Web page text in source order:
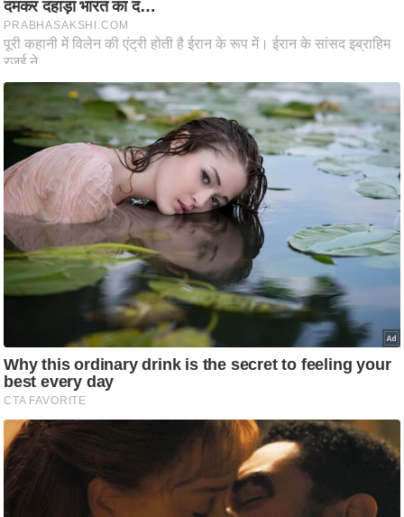
प
र्य
ट
न
स्थ
ल
फि
ट
ने
स
मं
त्रा
श
न
शि
प
रा
ज